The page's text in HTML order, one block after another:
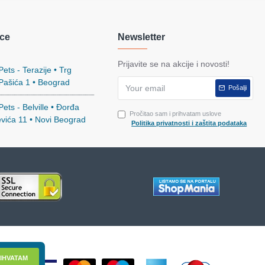
- Terazije • Trg
1 • Beograd
- Belville • Đorđa
11 • Novi Beograd
Newsletter
Prijavite se na akcije i novosti!
Pošalji
Pročitao sam i prihvatam uslove
Politika privatnosti i zaštita podataka